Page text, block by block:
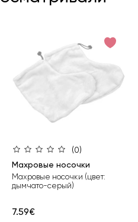
(0)
Махровые носочки
Махровые носочки (цвет:
дымчато-серый)
7.59€